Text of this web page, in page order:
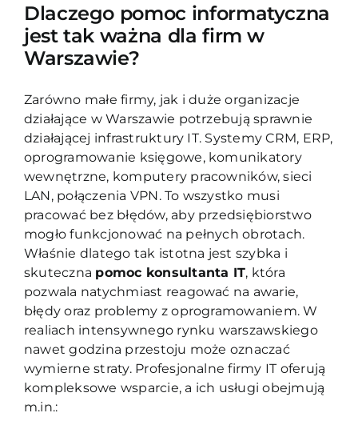
Dlaczego pomoc informatyczna
jest tak ważna dla firm w
Warszawie?
Zarówno małe firmy, jak i duże organizacje
działające w Warszawie potrzebują sprawnie
działającej infrastruktury IT. Systemy CRM, ERP,
oprogramowanie księgowe, komunikatory
wewnętrzne, komputery pracowników, sieci
LAN, połączenia VPN. To wszystko musi
pracować bez błędów, aby przedsiębiorstwo
mogło funkcjonować na pełnych obrotach.
Właśnie dlatego tak istotna jest szybka i
skuteczna pomoc konsultanta IT, która
pozwala natychmiast reagować na awarie,
błędy oraz problemy z oprogramowaniem. W
realiach intensywnego rynku warszawskiego
nawet godzina przestoju może oznaczać
wymierne straty. Profesjonalne firmy IT oferują
kompleksowe wsparcie, a ich usługi obejmują
m.in.: